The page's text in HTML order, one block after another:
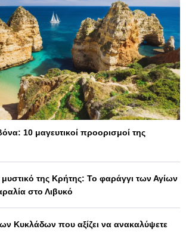
10 μαγευτικοί προορισμοί της
της Κρήτης: Το φαράγγι των Αγίων
στο Λιβυκό
Κυκλάδων που αξίζει να ανακαλύψετε